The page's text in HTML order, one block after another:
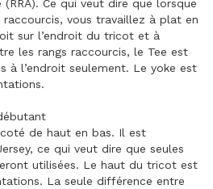
(RRA). Ce qui veut dire que lorsque
vous travaillez à plat en
sur l’endroit du tricot et à
les rangs raccourcis, le Tee est
à l’endroit seulement. Le yoke est
de haut en bas. Il est
ce qui veut dire que seules
utilisées. Le haut du tricot est
La seule différence entre